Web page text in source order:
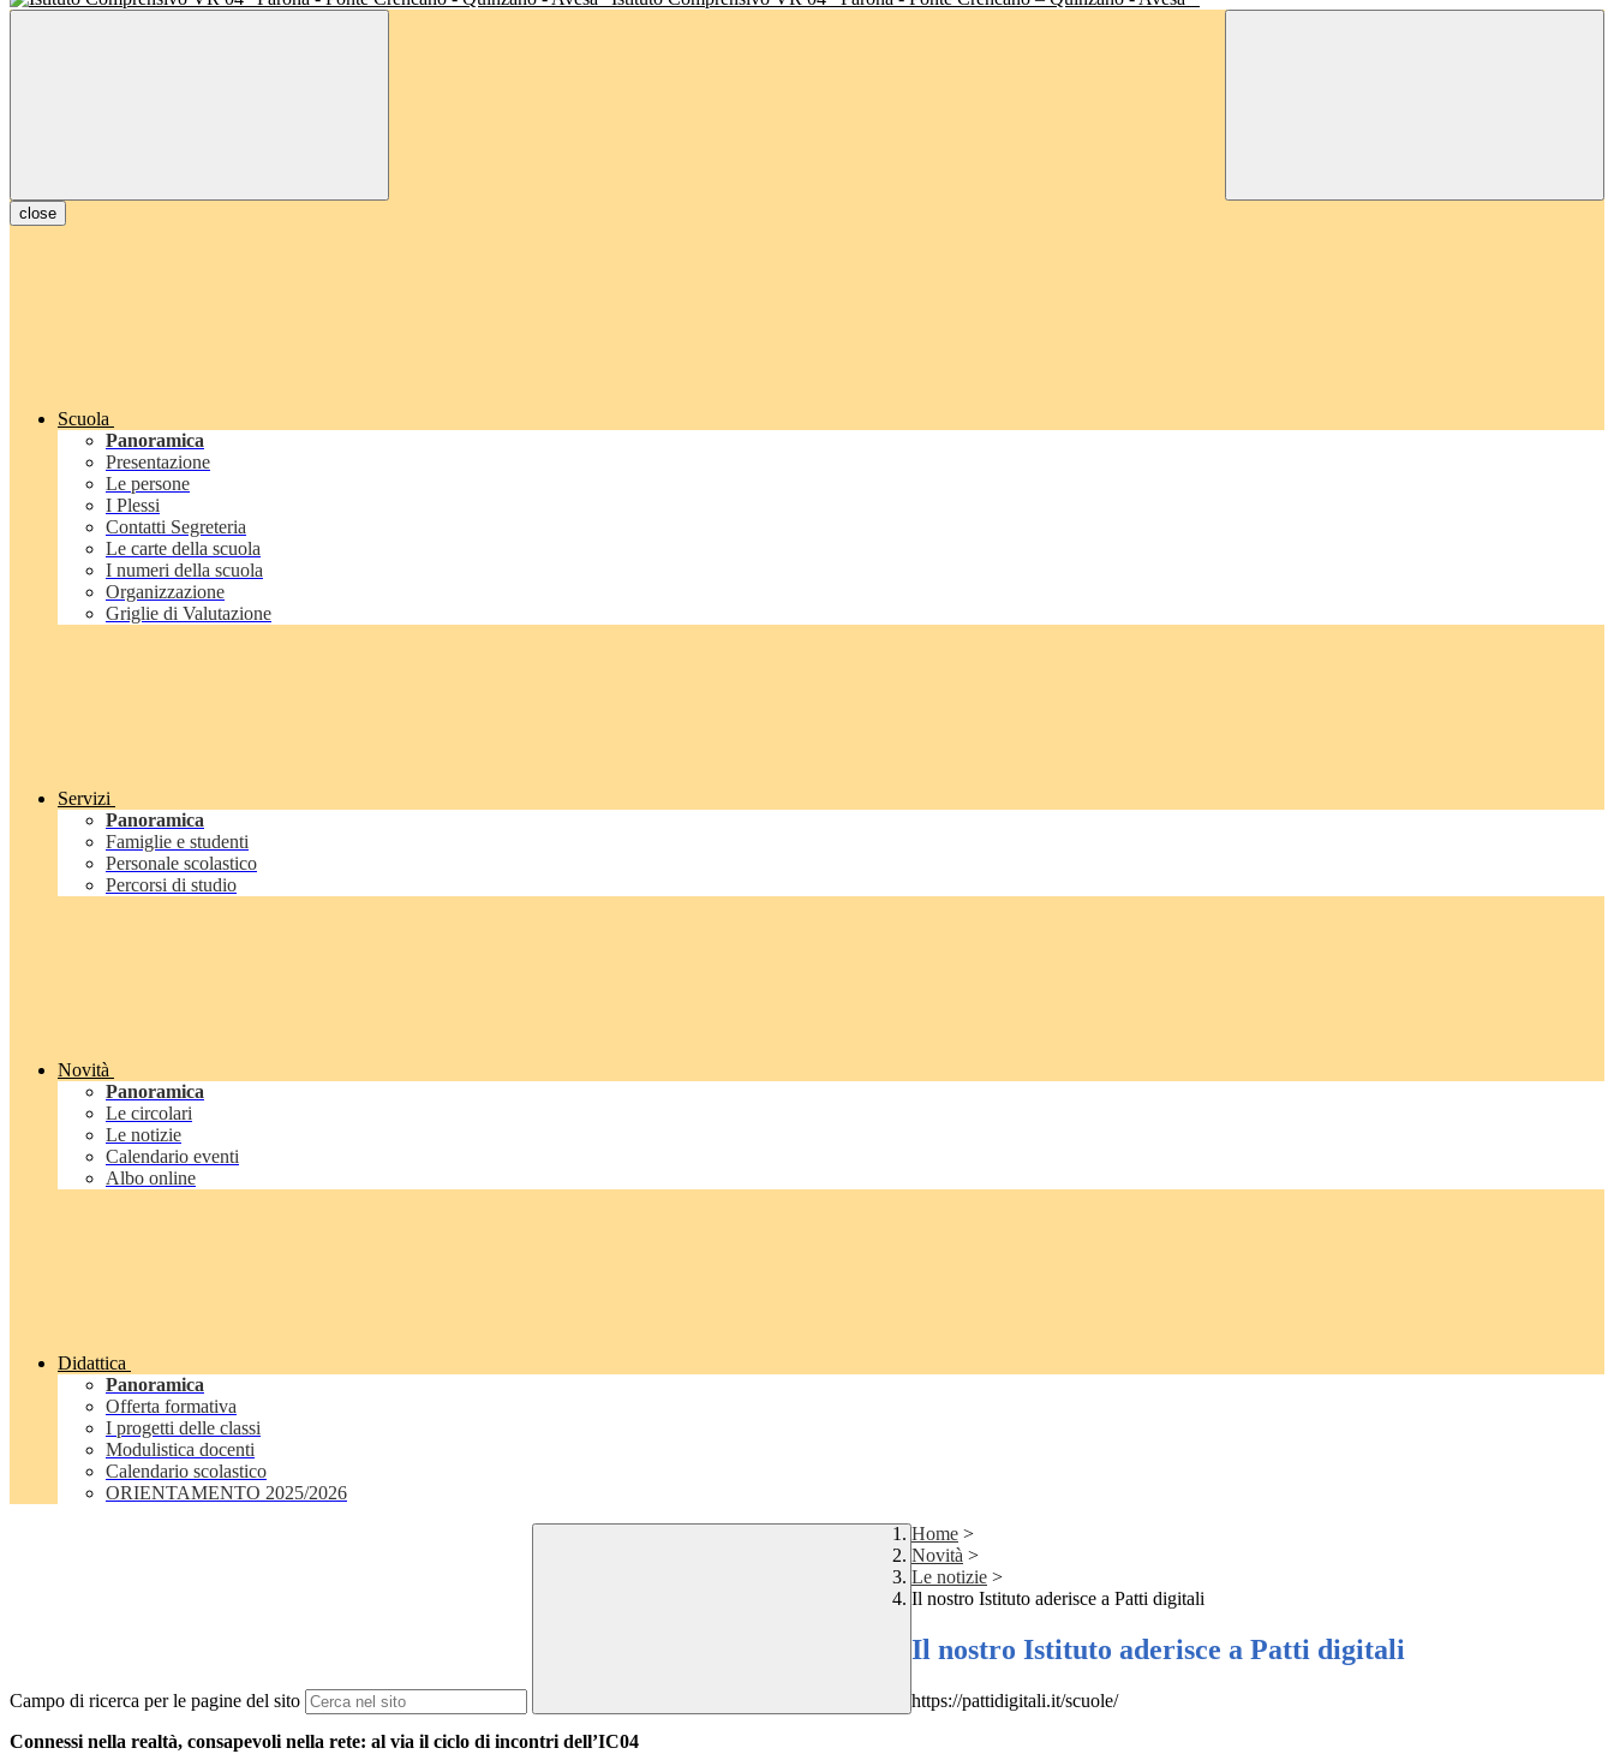
close
Scuola
Panoramica
Presentazione
Le persone
I Plessi
Contatti Segreteria
Le carte della scuola
I numeri della scuola
Organizzazione
Griglie di Valutazione
Servizi
Panoramica
Famiglie e studenti
Personale scolastico
Percorsi di studio
Novità
Panoramica
Le circolari
Le notizie
Calendario eventi
Albo online
Didattica
Panoramica
Offerta formativa
I progetti delle classi
Modulistica docenti
Calendario scolastico
ORIENTAMENTO 2025/2026
Campo di ricerca per le pagine del sito
Home >
Novità >
Le notizie >
Il nostro Istituto aderisce a Patti digitali
Il nostro Istituto aderisce a Patti digitali
https://pattidigitali.it/scuole/
Connessi nella realtà, consapevoli nella rete: al via il ciclo di incontri dell’IC04